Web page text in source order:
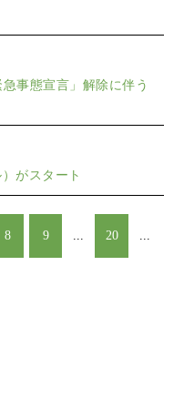
事態宣言」解除に伴う
がスタート
8 9 ... 20 ...